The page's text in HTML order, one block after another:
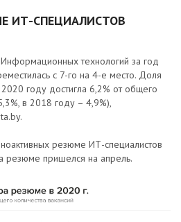
ИТ-СПЕЦИАЛИСТОВ
технологий за год
с 7-го на 4-е место. Доля
году достигла 6,2% от общего
в 2018 году – 4,9%),
резюме ИТ-специалистов
резюме пришелся на апрель.